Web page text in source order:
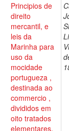
Principios de
direito
mercantil, e
leis da
Marinha para
uso da
mocidade
portugueza ,
destinada ao
commercio ,
divididos em
oito tratados
elementares,